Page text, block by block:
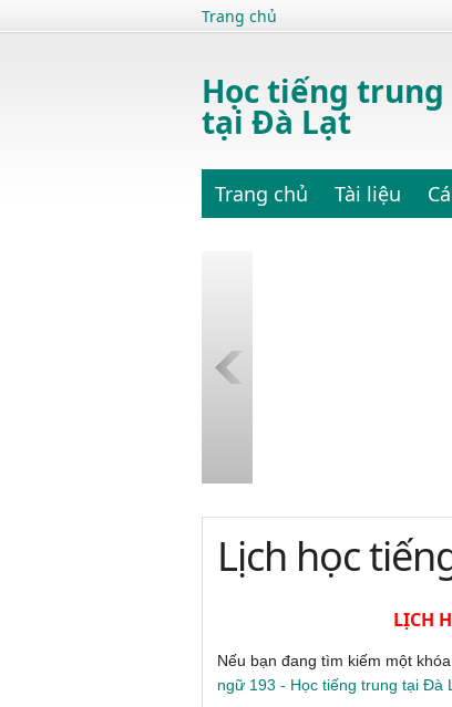
Trang chủ
Học tiếng trung
tại Đà Lạt
Trang chủ Tài liệu
Lịch học
LỊCH
Nếu bạn đang tìm kiếm một
ngữ 193 - Học tiếng trung tại Đà